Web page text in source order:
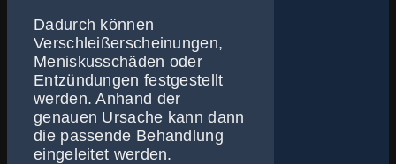
Dadurch können
Verschleißerscheinungen,
Meniskusschäden oder
Entzündungen festgestellt
werden. Anhand der
genauen Ursache kann dann
die passende Behandlung
eingeleitet werden.